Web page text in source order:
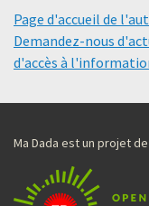
Page d'accueil de
Demandez-nous
d'accès à
Ma Dada est un projet